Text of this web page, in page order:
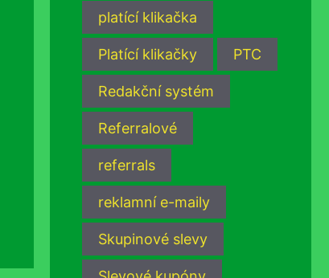
platící klikačka
Platící klikačky PTC
Redakční systém
Referralové
referrals
reklamní e-maily
Skupinové slevy